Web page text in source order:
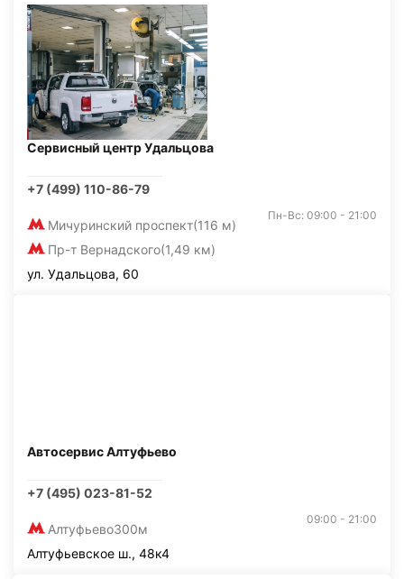
Сервисный центр Удальцова
+7 (499) 110-86-79
Мичуринский проспект(116 м)
Пр-т Вернадского(1,49 км)
Пн-Вс: 09:00 - 21:00
ул. Удальцова, 60
Автосервис Алтуфьево
+7 (495) 023-81-52
Алтуфьево300м
09:00 - 21:00
Алтуфьевское ш., 48к4